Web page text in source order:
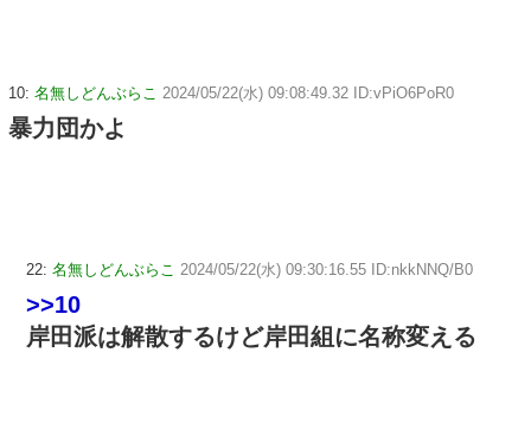
10: 名無しどんぶらこ 2024/05/22(水) 09:08:49.32 ID:vPiO6PoR0
暴力団かよ
22: 名無しどんぶらこ 2024/05/22(水) 09:30:16.55 ID:nkkNNQ/B0
>>10
岸田派は解散するけど岸田組に名称変える